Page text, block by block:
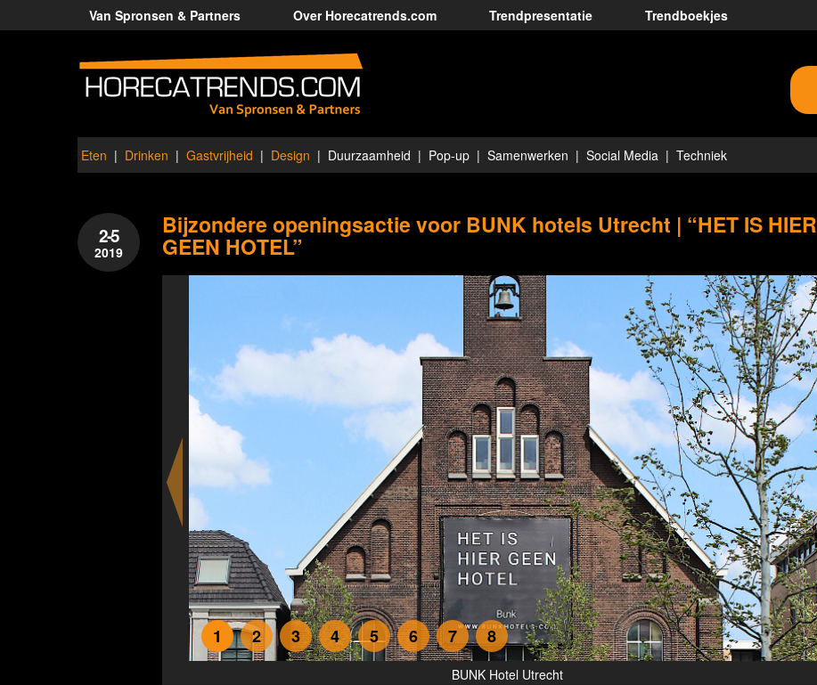
Van Spronsen & Partners Over Horecatrends.com Trendpresentatie Trendboekjes
Eten Drinken Gastvrijheid Design Duurzaamheid Pop-up Samenwerken Social Media Techniek
2-5
2019
Bijzondere openingsactie voor BUNK hotels Utrecht | “HET IS HIER
GEEN HOTEL”
BUNK Hotel Utrecht
1 2 3 4 5 6 7 8